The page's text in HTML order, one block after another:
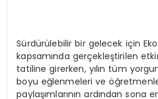
Sürdürülebilir bir gelecek için
kapsamında gerçekleştirilen
tatiline girerken, yılın tüm
boyu eğlenmeleri ve
paylaşımlarının ardından sona